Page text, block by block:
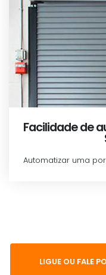
Facilidade de
Automatizar uma
LIGUE OU FALE